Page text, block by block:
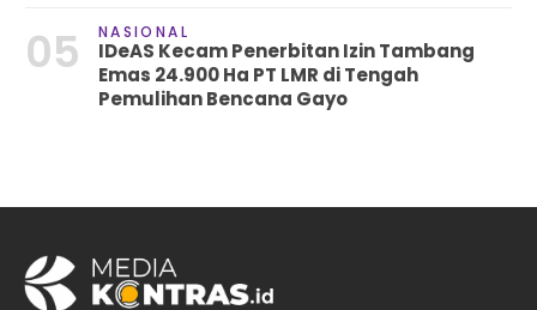
05 NASIONAL
IDeAS Kecam Penerbitan Izin Tambang
Emas 24.900 Ha PT LMR di Tengah
Pemulihan Bencana Gayo